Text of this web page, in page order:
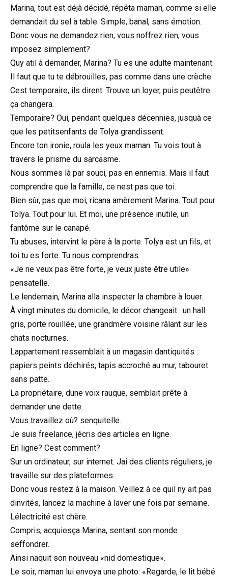
Marina, tout est déjà décidé, répéta maman, comme si elle
demandait du sel à table. Simple, banal, sans émotion.
Donc vous ne demandez rien, vous noffrez rien, vous
imposez simplement?
Quy atil à demander, Marina? Tu es une adulte maintenant.
Il faut que tu te débrouilles, pas comme dans une crèche.
Cest temporaire, ils dirent. Trouve un loyer, puis peutêtre
ça changera.
Temporaire? Oui, pendant quelques décennies, jusquà ce
que les petitsenfants de Tolya grandissent.
Encore ton ironie, roula les yeux maman. Tu vois tout à
travers le prisme du sarcasme.
Nous sommes là par souci, pas en ennemis. Mais il faut
comprendre que la famille, ce nest pas que toi.
Bien sûr, pas que moi, ricana amèrement Marina. Tout pour
Tolya. Tout pour lui. Et moi, une présence inutile, un
fantôme sur le canapé.
Tu abuses, intervint le père à la porte. Tolya est un fils, et
toi tu es forte. Tu nous comprendras.
«Je ne veux pas être forte, je veux juste être utile»
pensatelle.
Le lendemain, Marina alla inspecter la chambre à louer.
À vingt minutes du domicile, le décor changeait : un hall
gris, porte rouillée, une grandmère voisine râlant sur les
chats nocturnes.
Lappartement ressemblait à un magasin dantiquités :
papiers peints déchirés, tapis accroché au mur, tabouret
sans patte.
La propriétaire, dune voix rauque, semblait prête à
demander une dette.
Vous travaillez où? senquitelle.
Je suis freelance, jécris des articles en ligne.
En ligne? Cest comment?
Sur un ordinateur, sur internet. Jai des clients réguliers, je
travaille sur des plateformes.
Donc vous restez à la maison. Veillez à ce quil ny ait pas
dinvités, lancez la machine à laver une fois par semaine.
Lélectricité est chère.
Compris, acquiesça Marina, sentant son monde
seffondrer.
Ainsi naquit son nouveau «nid domestique».
Le soir, maman lui envoya une photo: «Regarde, le lit bébé